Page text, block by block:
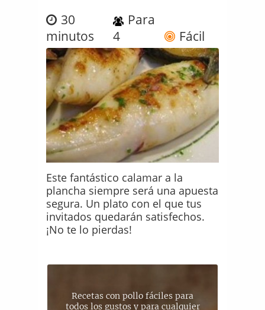
30
minutos
Para
4
Fácil
Este fantástico calamar a la
plancha siempre será una apuesta
segura. Un plato con el que tus
invitados quedarán satisfechos.
¡No te lo pierdas!
Recetas con pollo fáciles para
todos los gustos y para cualquier